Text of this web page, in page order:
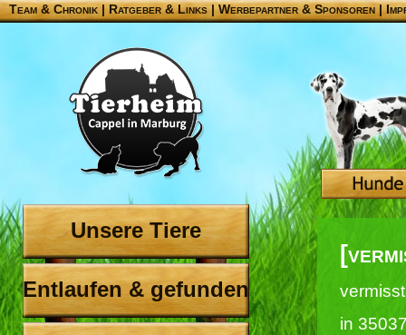
Team & Chronik |Ratgeber & Links|Werbepartner & Sponsoren|
Unsere Tiere
Entlaufen & gefunden
in